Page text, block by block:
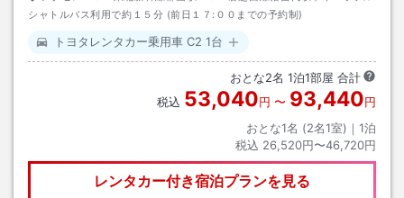
シャトルバス利用で約１５分 (前日１７:００までの予約制)
トヨタレンタカー乗用車 C2 1台
おとな2名 1泊1部屋 合計
税込 53,040円 〜 93,440円
おとな1名 (2名1室)｜ 1泊
税込 26,520円〜46,720円
レンタカー付き宿泊プランを見る